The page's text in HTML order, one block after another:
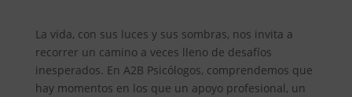
La vida, con sus luces y sus sombras, nos invita a
recorrer un camino a veces lleno de desafíos
inesperados. En A2B Psicólogos, comprendemos que
hay momentos en los que un apoyo profesional, un